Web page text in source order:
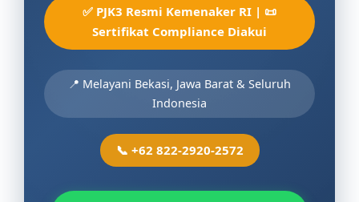
✅ PJK3 Resmi Kemenaker RI | 📜
Sertifikat Compliance Diakui
📍 Melayani Bekasi, Jawa Barat & Seluruh
Indonesia
📞 +62 822-2920-2572